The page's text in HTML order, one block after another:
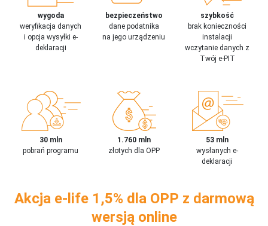
wygoda
weryfikacja danych
i opcja wysyłki e-
deklaracji
bezpieczeństwo
dane podatnika
na jego urządzeniu
szybkość
brak konieczności
instalacji
wczytanie danych z
Twój e-PIT
30 mln
pobrań programu
1.760 mln
złotych dla OPP
53 mln
wysłanych e-
deklaracji
Akcja e-life 1,5% dla OPP z darmową
wersją online